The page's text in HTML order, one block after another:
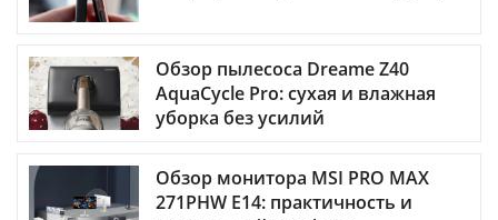
Обзор пылесоса Dreame Z40
AquaCycle Pro: сухая и влажная
уборка без усилий
Обзор монитора MSI PRO MAX
271PHW E14: практичность и